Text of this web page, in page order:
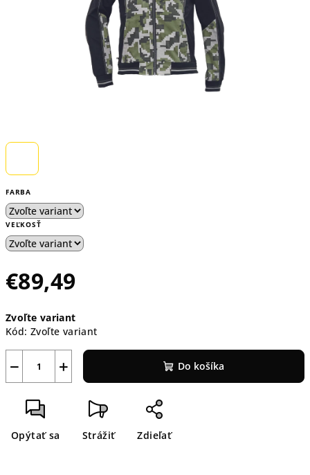
FARBA
VEĽKOSŤ
€89,49
cena:
Zvoľte variant
Kód: Zvoľte variant
+
− Do košíka
Opýtať sa Strážiť Zdieľať